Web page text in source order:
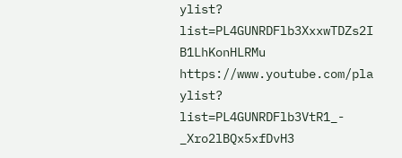
ylist?
list=PL4GUNRDFlb3XxxwTDZs2I
B1LhKonHLRMu
https://www.youtube.com/pla
ylist?
list=PL4GUNRDFlb3VtR1_-
_Xro2lBQx5xfDvH3